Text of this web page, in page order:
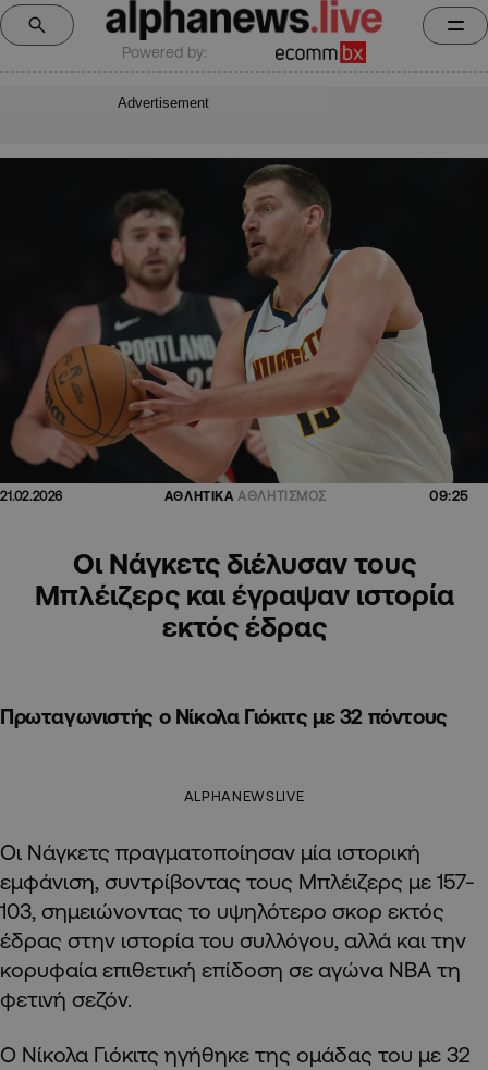
Powered by:
Advertisement
21.02.2026 ΑΘΛΗΤΙΚΑ ΑΘΛΗΤΙΣΜΟΣ 09:25
Οι Νάγκετς διέλυσαν τους
Μπλέιζερς και έγραψαν ιστορία
εκτός έδρας
Πρωταγωνιστής ο Νίκολα Γιόκιτς με 32 πόντους
ALPHANEWSLIVE
Οι Νάγκετς πραγματοποίησαν μία ιστορική
εμφάνιση, συντρίβοντας τους Μπλέιζερς με 157-
103, σημειώνοντας το υψηλότερο σκορ εκτός
έδρας στην ιστορία του συλλόγου, αλλά και την
κορυφαία επιθετική επίδοση σε αγώνα NBA τη
φετινή σεζόν.
Ο Νίκολα Γιόκιτς ηγήθηκε της ομάδας του με 32